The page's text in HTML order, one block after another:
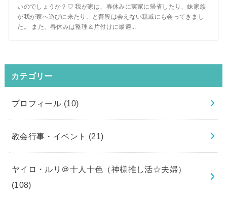
いのでしょうか？♡ 我が家は、春休みに実家に帰省したり、妹家族
が我が家へ遊びに来たり、と普段は会えない親戚にも会ってきまし
た。 また、春休みは整理＆片付けに最適...
カテゴリー
プロフィール (10)
教会行事・イベント (21)
ヤイロ・ルリ＠十人十色（神様推し活☆夫婦）
(108)